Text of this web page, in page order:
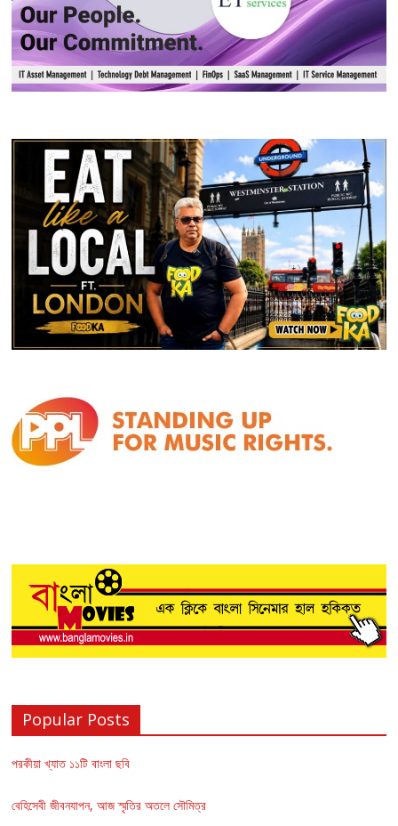
Popular Posts
পরকীয়া খ্যাত ১১টি বাংলা ছবি
বেহিসেবী জীবনযাপন, আজ স্মৃতির অতলে সৌমিত্র